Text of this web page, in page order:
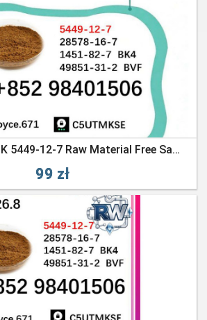
Light Yellow BMK 5449-12-7 Raw Material Free Sample Available
99 zł